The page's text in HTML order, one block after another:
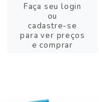
Faça seu login
ou
cadastre-se
para ver preços
e comprar